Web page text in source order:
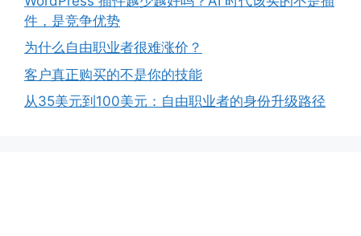
件，是竞争优势
为什么自由职业者很难涨价？
客户真正购买的不是你的技能
从35美元到100美元：自由职业者的身份升级路径